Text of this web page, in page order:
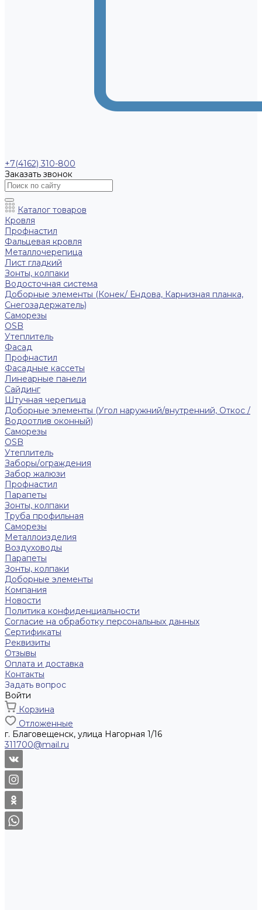
+7(4162) 310-800
Заказать звонок
Каталог товаров
Кровля
Профнастил
Фальцевая кровля
Металлочерепица
Лист гладкий
Зонты, колпаки
Водосточная система
Доборные элементы (Конек/ Ендова, Карнизная планка,
Снегозадержатель)
Саморезы
ОSB
Утеплитель
Фасад
Профнастил
Фасадные кассеты
Линеарные панели
Сайдинг
Штучная черепица
Доборные элементы (Угол наружний/внутренний, Откос /
Водоотлив оконный)
Саморезы
OSB
Утеплитель
Заборы/ограждения
Забор жалюзи
Профнастил
Парапеты
Зонты, колпаки
Труба профильная
Саморезы
Металлоизделия
Воздуховоды
Парапеты
Зонты, колпаки
Доборные элементы
Компания
Новости
Политика конфиденциальности
Согласие на обработку персональных данных
Сертификаты
Реквизиты
Отзывы
Оплата и доставка
Контакты
Задать вопрос
Войти
Корзина
Отложенные
г. Благовещенск, улица Нагорная 1/16
311700@mail.ru